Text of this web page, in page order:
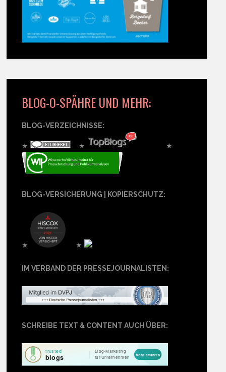
BLOG-O-SPÄHRE UND MEHR:
BLOG-VERZEICHNISSE:
★ ★ ★
BLOG-VERSICHERUNG | KOPIERSCHUTZ:
★ ★
IM VERBAND DER PRESSEJOURNALISTEN:
SCHREIBE TEXT & CONTENT AUCH ÜBER: